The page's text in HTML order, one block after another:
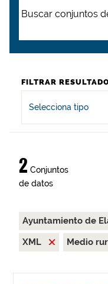
FILTRAR
Selecciona tipo
2 Conjuntos
de datos
Ayuntamiento de
XML
Medio